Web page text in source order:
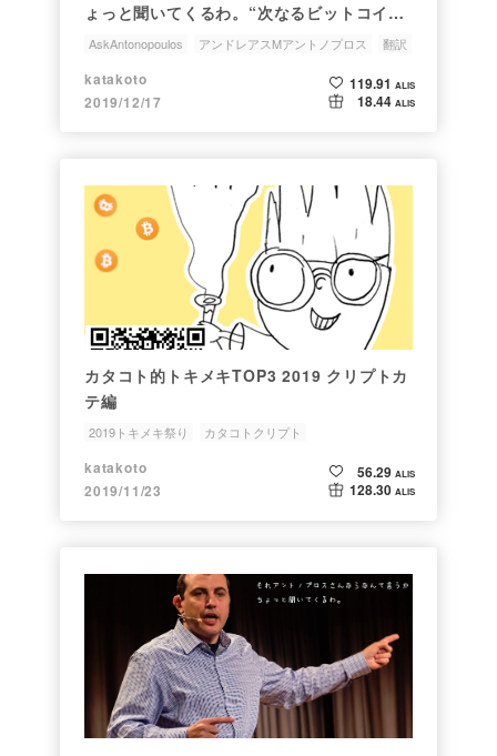
ょっと聞いてくるわ。“次なるビットコイン
は何か？” Vol.3
AskAntonopoulos アンドレアスMアントノプロス
翻訳
AndreasMAntonopoulos
katakoto
2019/12/17
119.91 ALIS
18.44 ALIS
カタコト的トキメキTOP3 2019 クリプトカ
テ編
2019トキメキ祭り
カタコトクリプト
AndreasMAntonopoulos
katakoto
2019/11/23
56.29 ALIS
128.30 ALIS